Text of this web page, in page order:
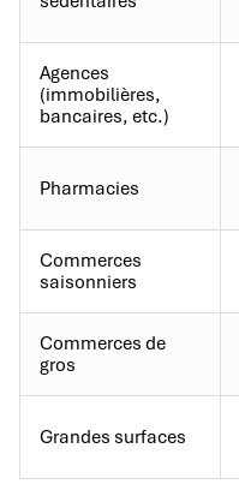
Agences
(immobilières,
bancaires, etc.)
Pharmacies
Commerces
saisonniers
Commerces de
gros
Grandes surfaces